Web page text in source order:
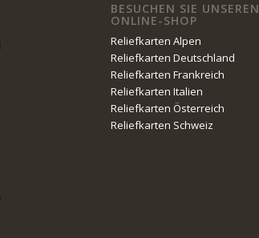
BESUCHEN SIE UNSEREN
ONLINE-SHOP
Reliefkarten Alpen
Reliefkarten Deutschland
Reliefkarten Frankreich
Reliefkarten Italien
Reliefkarten Österreich
Reliefkarten Schweiz